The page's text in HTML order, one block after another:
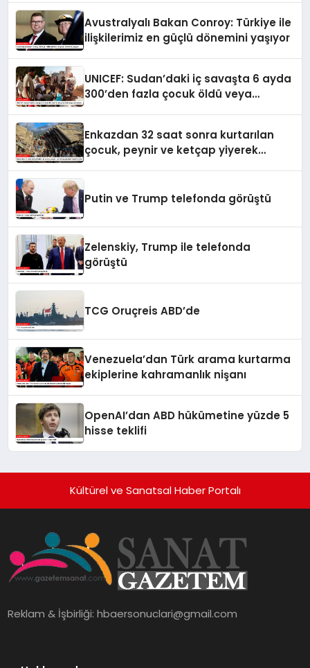
Avustralyalı Bakan Conroy: Türkiye ile
ilişkilerimiz en güçlü dönemini yaşıyor
UNICEF: Sudan’daki iç savaşta 6 ayda
300’den fazla çocuk öldü veya
Enkazdan 32 saat sonra kurtarılan
çocuk, peynir ve ketçap yiyerek
Putin ve Trump telefonda görüştü
Zelenskiy, Trump ile telefonda
görüştü
TCG Oruçreis ABD’de
Venezuela’dan Türk arama kurtarma
ekiplerine kahramanlık nişanı
OpenAI’dan ABD hükümetine yüzde 5
hisse teklifi
Kültürel ve Sanatsal Haber Portalı
Reklam & İşbirliği:hbaersonuclari@gmail.com